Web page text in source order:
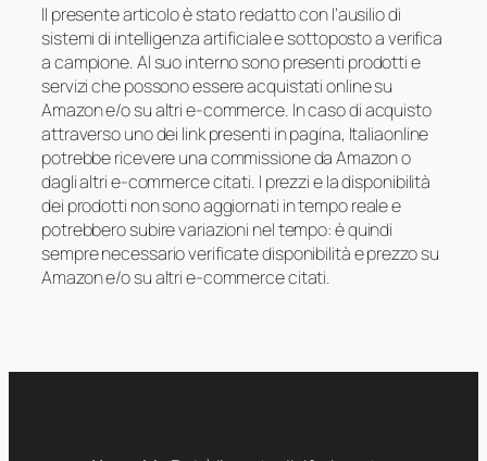
Il presente articolo è stato redatto con l’ausilio di
sistemi di intelligenza artificiale e sottoposto a verifica
a campione. Al suo interno sono presenti prodotti e
servizi che possono essere acquistati online su
Amazon e/o su altri e-commerce. In caso di acquisto
attraverso uno dei link presenti in pagina, Italiaonline
potrebbe ricevere una commissione da Amazon o
dagli altri e-commerce citati. I prezzi e la disponibilità
dei prodotti non sono aggiornati in tempo reale e
potrebbero subire variazioni nel tempo: è quindi
sempre necessario verificate disponibilità e prezzo su
Amazon e/o su altri e-commerce citati.